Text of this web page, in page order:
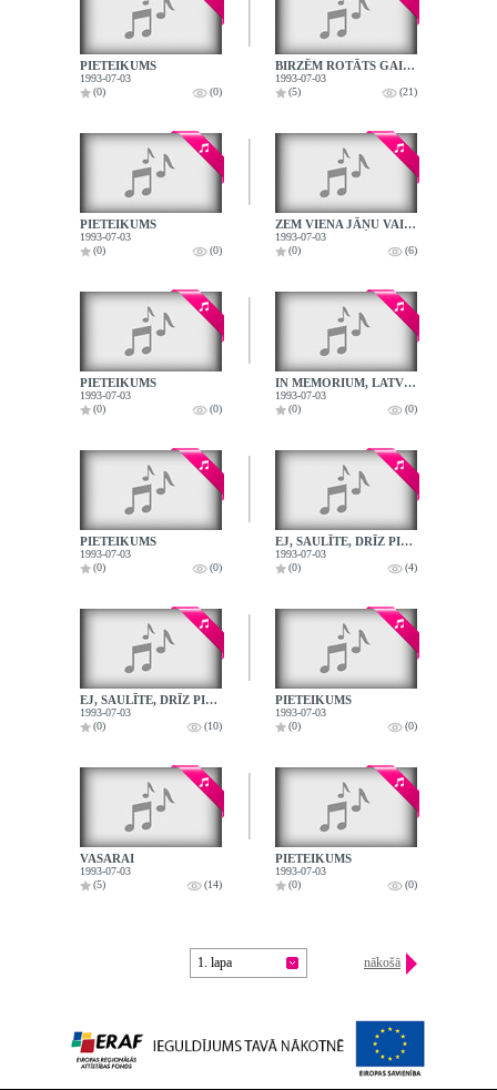
PIETEIKUMS
1993-07-03
(0)
(0)
BIRZĒM ROTĀTS GAIZIŅŠ
1993-07-03
(5)
(21)
PIETEIKUMS
1993-07-03
(0)
(0)
ZEM VIENA JĀŅU VAINAGA
1993-07-03
(0)
(6)
PIETEIKUMS
1993-07-03
(0)
(0)
IN MEMORIUM, LATVIJA
1993-07-03
(0)
(0)
PIETEIKUMS
1993-07-03
(0)
(0)
EJ, SAULĪTE, DRĪZ PIE DIEVA
1993-07-03
(0)
(4)
EJ, SAULĪTE, DRĪZ PIE DIEVA
1993-07-03
(0)
(10)
PIETEIKUMS
1993-07-03
(0)
(0)
VASARAI
1993-07-03
(5)
(14)
PIETEIKUMS
1993-07-03
(0)
(0)
1. lapa nākošā